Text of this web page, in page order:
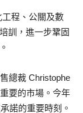
程、公關及數
訓，進一步鞏固
總裁 Christophe
要的市場。今年
諾的重要時刻。